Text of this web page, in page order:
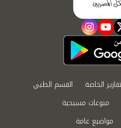
youtube
instagram
الخاصة
القسم الطبي
منوعات مسيحية
مواضيع عامة